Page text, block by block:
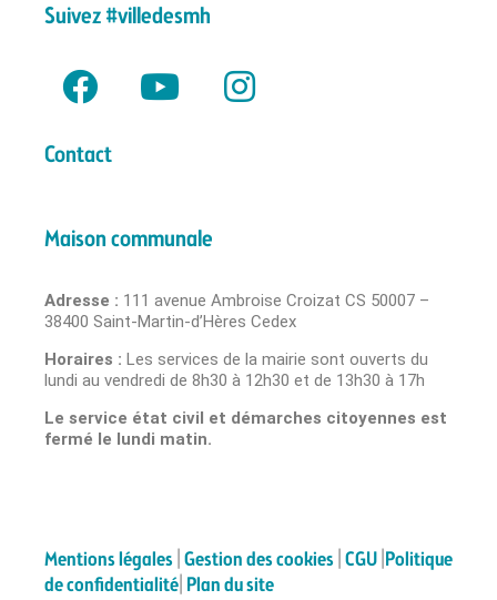
Suivez #villedesmh
Contact
Maison communale
Adresse : 111 avenue Ambroise Croizat CS 50007 –
38400 Saint-Martin-d’Hères Cedex
Horaires : Les services de la mairie sont ouverts du
lundi au vendredi de 8h30 à 12h30 et de 13h30 à 17h
Le service état civil et démarches citoyennes est
fermé le lundi matin.
Mentions légales Gestion des cookies CGU Politique
de confidentialité Plan du site